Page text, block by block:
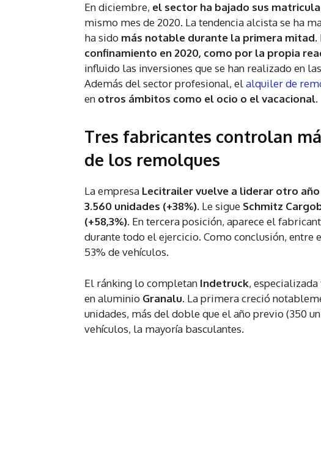
En diciembre, el sector ha bajado sus
mismo mes de 2020. La tendencia alcista se ha
ha sido más notable durante la primera mitad.
confinamiento en 2020, como por la propia
influido las inversiones que se han realizado en
Además del sector profesional, elalquiler de
en otros ámbitos como el ocio o el vacacional.
Tres fabricantes controlan
de los remolques
La empresa Lecitrailer vuelve a liderar otro año
3.560 unidades (+38%). Le sigue Schmitz
(+58,3%). En tercera posición, aparece el
durante todo el ejercicio. Como conclusión, entre
53% de vehículos.
El ránking lo completan Indetruck,
en aluminio Granalu. La primera creció
unidades, más del doble que el año previo (350
vehículos, la mayoría basculantes.